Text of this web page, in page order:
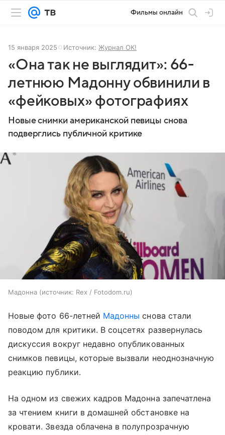
Фильмы онлайн
15 января 2025 Источник: Журнал OK!
«Она так не выглядит»: 66-
летнюю Мадонну обвинили в
«фейковых» фотографиях
Новые снимки американской певицы снова
подверглись публичной критике
Мадонна источник: Rex / Fotodom.ru
Новые фото 66-летней Мадонны снова стали
поводом для критики. В соцсетях развернулась
дискуссия вокруг недавно опубликованных
снимков певицы, которые вызвали неоднозначную
реакцию публики.
На одном из свежих кадров Мадонна запечатлена
за чтением книги в домашней обстановке на
кровати. Звезда облачена в полупрозрачную